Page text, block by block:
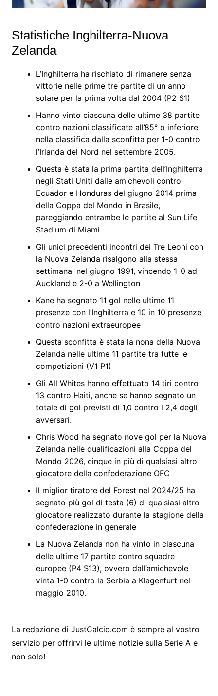
Statistiche Inghilterra-Nuova
Zelanda
L’Inghilterra ha rischiato di rimanere senza
vittorie nelle prime tre partite di un anno
solare per la prima volta dal 2004 (P2 S1)
Hanno vinto ciascuna delle ultime 38 partite
contro nazioni classificate all’85° o inferiore
nella classifica dalla sconfitta per 1-0 contro
l’Irlanda del Nord nel settembre 2005.
Questa è stata la prima partita dell’Inghilterra
negli Stati Uniti dalle amichevoli contro
Ecuador e Honduras del giugno 2014 prima
della Coppa del Mondo in Brasile,
pareggiando entrambe le partite al Sun Life
Stadium di Miami
Gli unici precedenti incontri dei Tre Leoni con
la Nuova Zelanda risalgono alla stessa
settimana, nel giugno 1991, vincendo 1-0 ad
Auckland e 2-0 a Wellington
Kane ha segnato 11 gol nelle ultime 11
presenze con l’Inghilterra e 10 in 10 presenze
contro nazioni extraeuropee
Questa sconfitta è stata la nona della Nuova
Zelanda nelle ultime 11 partite tra tutte le
competizioni (V1 P1)
Gli All Whites hanno effettuato 14 tiri contro
13 contro Haiti, anche se hanno segnato un
totale di gol previsti di 1,0 contro i 2,4 degli
avversari.
Chris Wood ha segnato nove gol per la Nuova
Zelanda nelle qualificazioni alla Coppa del
Mondo 2026, cinque in più di qualsiasi altro
giocatore della confederazione OFC
Il miglior tiratore del Forest nel 2024/25 ha
segnato più gol di testa (6) di qualsiasi altro
giocatore realizzato durante la stagione della
confederazione in generale
La Nuova Zelanda non ha vinto in ciascuna
delle ultime 17 partite contro squadre
europee (P4 S13), ovvero dall’amichevole
vinta 1-0 contro la Serbia a Klagenfurt nel
maggio 2010.
La redazione di JustCalcio.com è sempre al vostro
servizio per offrirvi le ultime notizie sulla Serie A e
non solo!